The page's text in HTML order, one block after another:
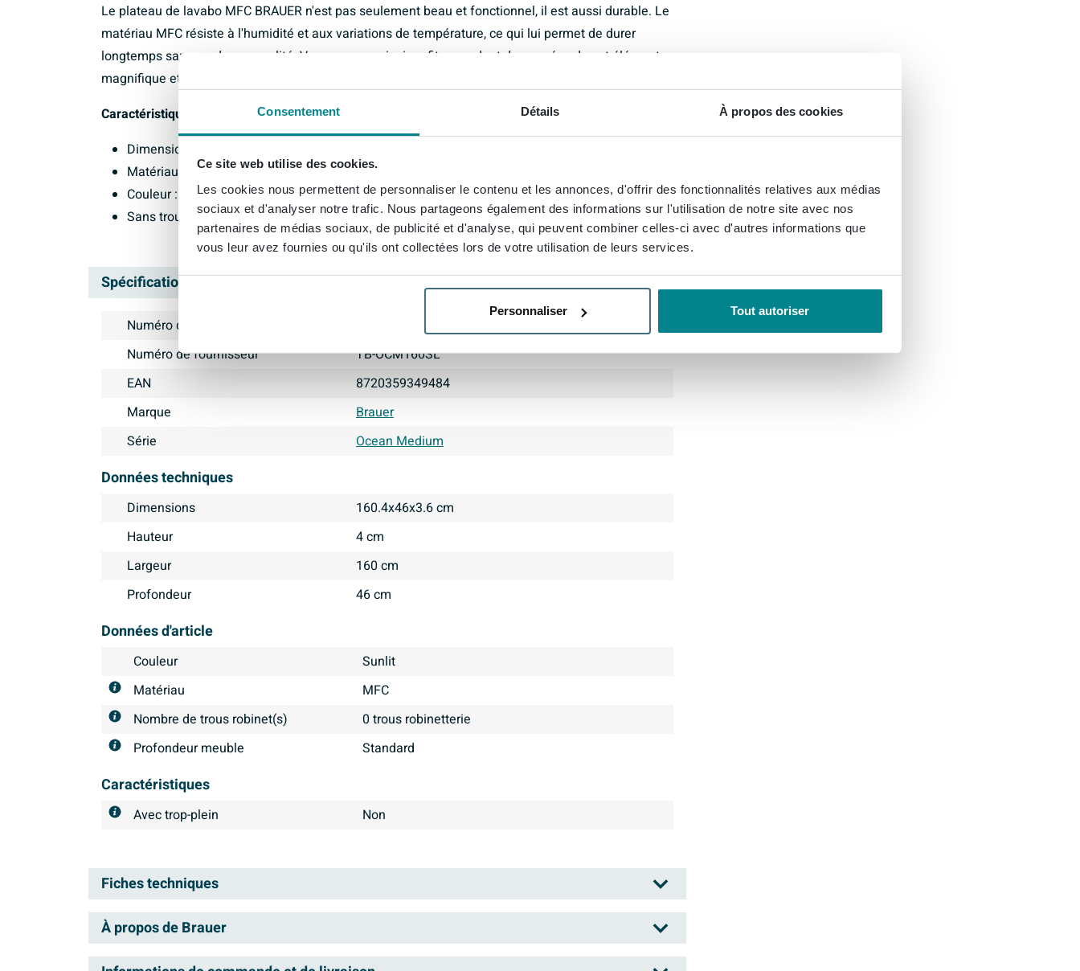
Consentement Détails À propos des cookies
Ce site web utilise des cookies.
Les cookies nous permettent de personnaliser le contenu et les annonces, d'offrir des fonctionnalités relatives aux médias
sociaux et d'analyser notre trafic. Nous partageons également des informations sur l'utilisation de notre site avec nos
partenaires de médias sociaux, de publicité et d'analyse, qui peuvent combiner celles-ci avec d'autres informations que
vous leur avez fournies ou qu'ils ont collectées lors de votre utilisation de leurs services.
Personnaliser Tout autoriser
Le plateau de lavabo MFC BRAUER n'est pas seulement beau et fonctionnel, il est aussi durable. Le
matériau MFC résiste à l'humidité et aux variations de température, ce qui lui permet de durer
longtemps sans perdre en qualité. Vous pourrez ainsi profiter pendant des années de cet élément
magnifique et pratique dans votre salle de bains.
Caractéristiques :
Dimensions : 160x46x4cm
Matériau : MFC
Couleur : legno calore
Sans trou de robinet pour une flexibilité maximale
Spécifications
Numéro d'article
Numéro de fournisseur
TB-OCM160SL
EAN
8720359349484
Marque
Brauer
Série
Ocean Medium
Données techniques
Dimensions
160.4x46x3.6 cm
Hauteur
4 cm
Largeur
160 cm
Profondeur
46 cm
Données d'article
Couleur
Sunlit
Matériau
MFC
Nombre de trous robinet(s)
0 trous robinetterie
Profondeur meuble
Standard
Caractéristiques
Avec trop-plein Non
Fiches techniques
Information technique du produit
À propos de Brauer